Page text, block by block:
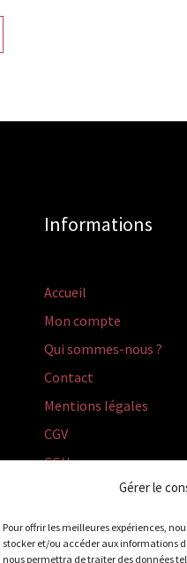
Gérer le
Pour offrir les meilleures expériences,
stocker et/ou accéder aux informations
nous permettra de traiter des données
Informations
Accueil
Mon compte
Qui sommes-nous ?
Contact
Mentions légales
CGV
CGU
Politique de cookies